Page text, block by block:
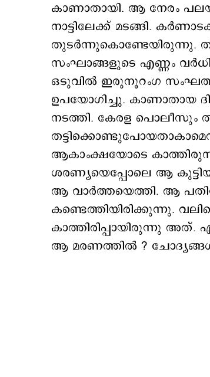
കാണാതായി. ആ നേരം
നാട്ടിലേക്ക് മടങ്ങി.
തുടര്‍ന്നുകൊണ്ടേയിരുന്നു.
സംഘാങ്ങളുടെ എണ്ണം
ഒടുവില്‍ ഇരുനൂറംഗ
ഉപയോഗിച്ചു. കാണാതായ
നടത്തി. കേരള പൊലീസും
ആകാംക്ഷയോടെ
ശരണ്യയെപ്പോലെ ആ
ആ വാര്‍ത്തയെത്തി. ആ
കണ്ടെത്തിയിരിക്കുന്നു.
കാത്തിരിപ്പായിരുന്നു
ആ മരണത്തില്‍ ?